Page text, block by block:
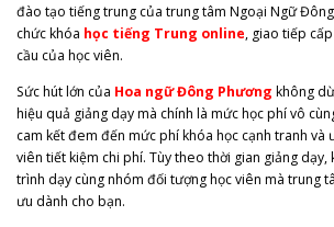
đào tạo tiếng trung của trung tâm Ngoại Ngữ
chức khóa học tiếng Trung online, giao tiếp
cầu của học viên.
Sức hút lớn của Hoa ngữ Đông Phương không
hiệu quả giảng dạy mà chính là mức học phí vô
cam kết đem đến mức phí khóa học cạnh tranh và
viên tiết kiệm chi phí. Tùy theo thời gian giảng dạy,
trình dạy cùng nhóm đối tượng học viên mà trung
ưu dành cho bạn.